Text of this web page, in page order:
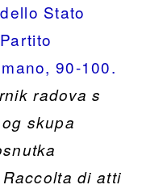
Stato
90-100.
radova s
skupa
di atti